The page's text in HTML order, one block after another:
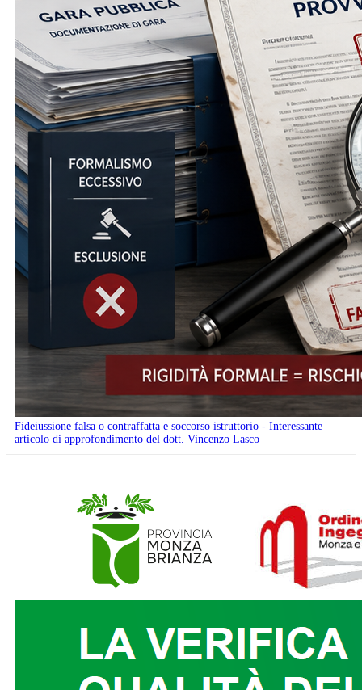
Fideiussione falsa o contraffatta e soccorso istruttorio - Interessante
articolo di approfondimento del dott. Vincenzo Lasco